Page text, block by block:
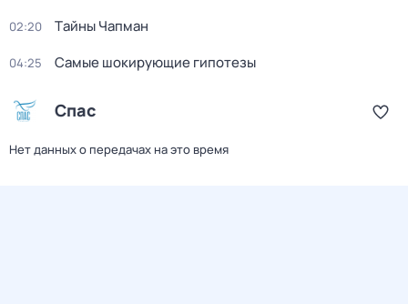
02:20 Тaйны Чапман
04:25 Самые шoкиpующие гипотезы
Спас
Нет данных о передачах на это время